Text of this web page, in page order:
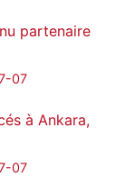
partenaire
07
à Ankara,
07